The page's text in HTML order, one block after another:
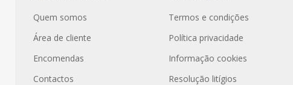
Quem somos
Área de cliente
Encomendas
Contactos
Termos e condições
Política privacidade
Informação cookies
Resolução litígios